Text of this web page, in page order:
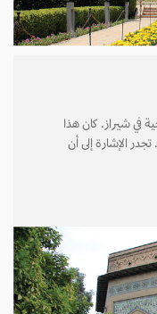
في شيراز. كان هذا
الإشارة إلى أن